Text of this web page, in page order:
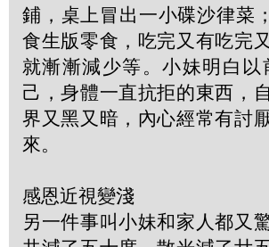
鋪，桌上冒出一小碟沙律菜
食生版零食，吃完又有吃完
就漸漸減少等。小妹明白
己，身體一直抗拒的東西，
界又黑又暗，內心經常有討
來。
感恩近視變淺
另一件事叫小妹和家人都又